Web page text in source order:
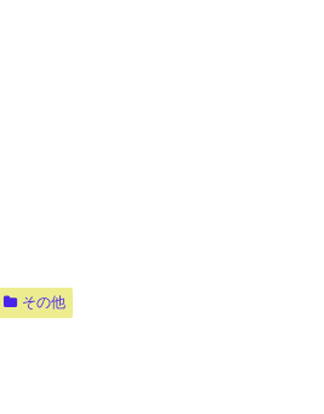
その他